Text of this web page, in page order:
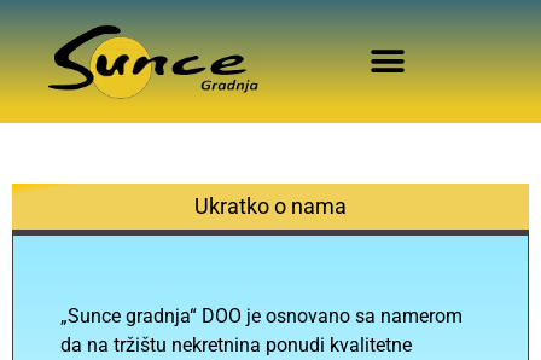
Ukratko o nama
„Sunce gradnja“ DOO je osnovano sa namerom
da na tržištu nekretnina ponudi kvalitetne